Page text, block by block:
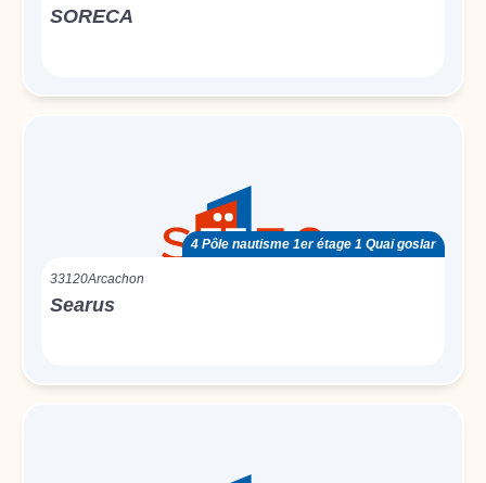
SORECA
4 Pôle nautisme 1er étage 1 Quai goslar
33120Arcachon
Searus